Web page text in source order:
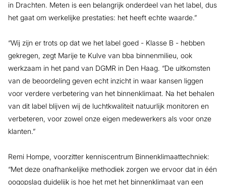
in Drachten. Meten is een belangrijk onderdeel van het label, dus
het gaat om werkelijke prestaties: het heeft echte waarde.”
“Wij zijn er trots op dat we het label goed - Klasse B - hebben
gekregen, zegt Marije te Kulve van bba binnenmilieu, ook
werkzaam in het pand van DGMR in Den Haag. “De uitkomsten
van de beoordeling geven echt inzicht in waar kansen liggen
voor verdere verbetering van het binnenklimaat. Na het behalen
van dit label blijven wij de luchtkwaliteit natuurlijk monitoren en
verbeteren, voor zowel onze eigen medewerkers als voor onze
klanten.”
Remi Hompe, voorzitter kenniscentrum Binnenklimaattechniek:
“Met deze onafhankelijke methodiek zorgen we ervoor dat in één
oogopslag duidelijk is hoe het met het binnenklimaat van een